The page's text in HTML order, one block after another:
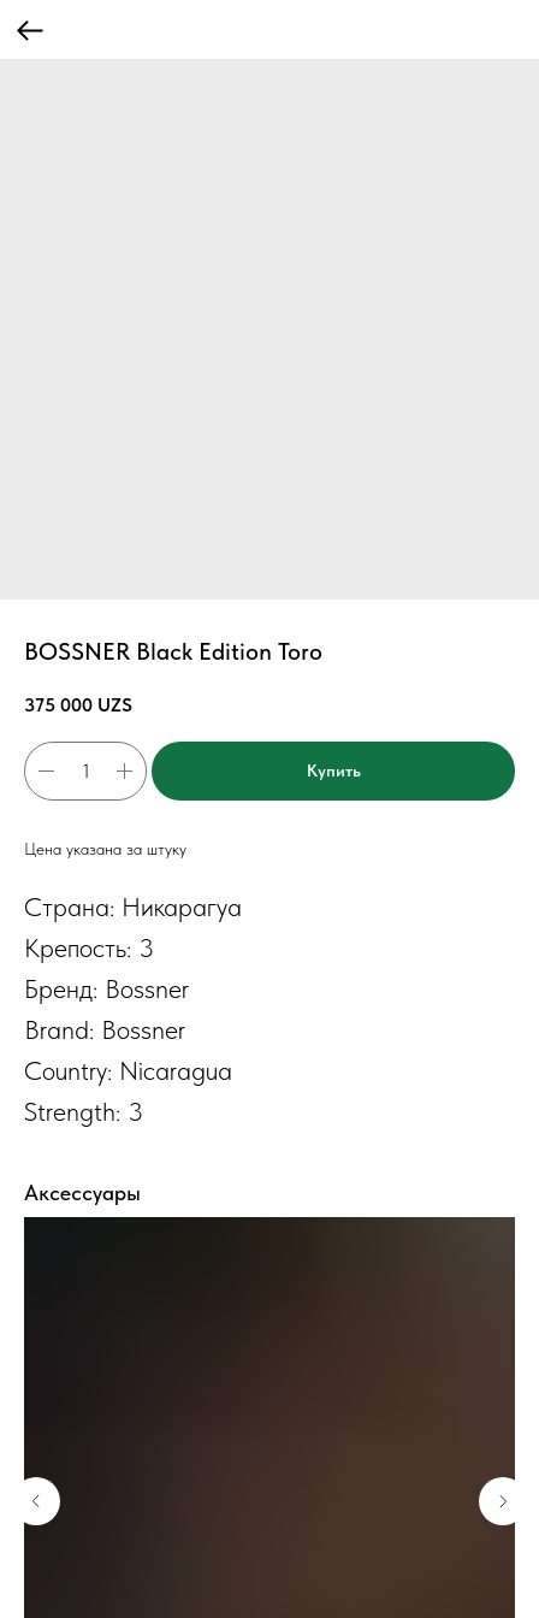
BOSSNER Black Edition Toro
375 000 UZS
Купить
Цена указана за штуку
Страна: Никарагуа
Крепость: 3
Бренд: Bossner
Brand: Bossner
Country: Nicaragua
Strength: 3
Аксессуары